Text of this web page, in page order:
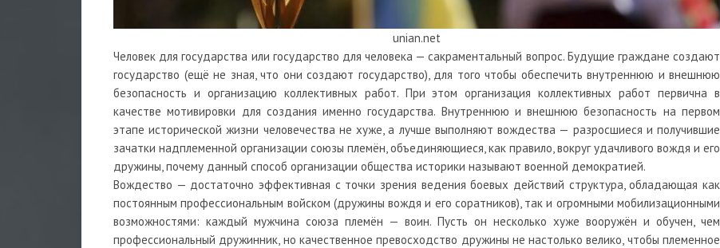
unian.net
Человек для государства или государство для человека — сакраментальный вопрос. Будущие граждане создают
государство (ещё не зная, что они создают государство), для того чтобы обеспечить внутреннюю и внешнюю
безопасность и организацию коллективных работ. При этом организация коллективных работ первична в
качестве мотивировки для создания именно государства. Внутреннюю и внешнюю безопасность на первом
этапе исторической жизни человечества не хуже, а лучше выполняют вождества — разросшиеся и получившие
зачатки надплеменной организации союзы племён, объединяющиеся, как правило, вокруг удачливого вождя и его
дружины, почему данный способ организации общества историки называют военной демократией.
Вождество — достаточно эффективная с точки зрения ведения боевых действий структура, обладающая как
постоянным профессиональным войском (дружины вождя и его соратников), так и огромными мобилизационными
возможностями: каждый мужчина союза племён — воин. Пусть он несколько хуже вооружён и обучен, чем
профессиональный дружинник, но качественное превосходство дружины не настолько велико, чтобы племенное